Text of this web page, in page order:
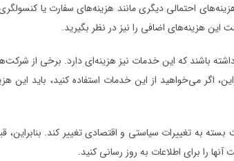
احتمالی دیگری مانند هزینه‌های سفارت یا
این هزینه‌های اضافی را نیز در نظر بگیرید.
باشند که این خدمات نیز هزینه‌ای دارد. برخی از
اگر می‌خواهید از این خدمات استفاده کنید، باید این
به تغییرات سیاستی و اقتصادی تغییر کند. بنابراین،
را برای اطلاعات به روز رسانی کنید.